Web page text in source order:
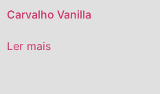
Carvalho Vanilla
Ler mais